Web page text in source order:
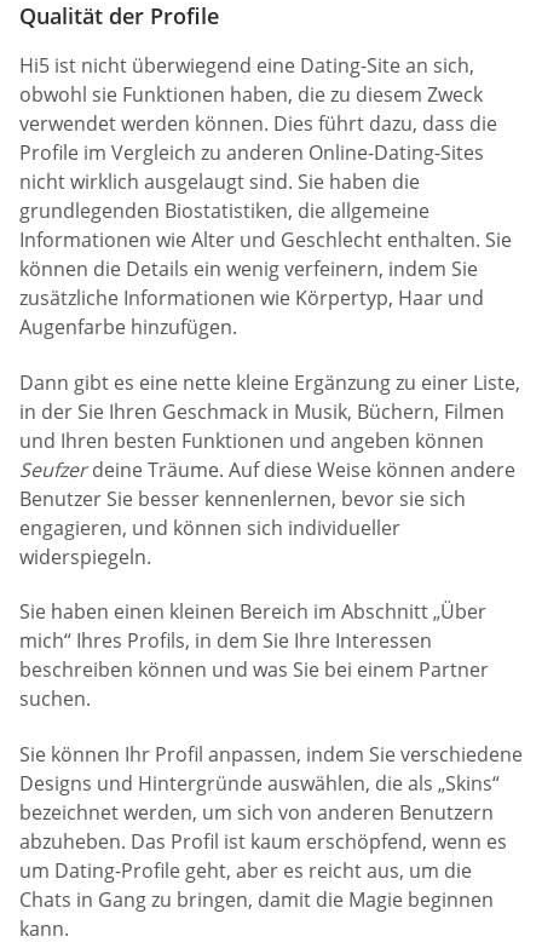
Qualität der Profile
Hi5 ist nicht überwiegend eine Dating-Site an sich,
obwohl sie Funktionen haben, die zu diesem Zweck
verwendet werden können. Dies führt dazu, dass die
Profile im Vergleich zu anderen Online-Dating-Sites
nicht wirklich ausgelaugt sind. Sie haben die
grundlegenden Biostatistiken, die allgemeine
Informationen wie Alter und Geschlecht enthalten. Sie
können die Details ein wenig verfeinern, indem Sie
zusätzliche Informationen wie Körpertyp, Haar und
Augenfarbe hinzufügen.
Dann gibt es eine nette kleine Ergänzung zu einer Liste,
in der Sie Ihren Geschmack in Musik, Büchern, Filmen
und Ihren besten Funktionen und angeben können
Seufzerdeine Träume. Auf diese Weise können andere
Benutzer Sie besser kennenlernen, bevor sie sich
engagieren, und können sich individueller
widerspiegeln.
Sie haben einen kleinen Bereich im Abschnitt „Über
mich“ Ihres Profils, in dem Sie Ihre Interessen
beschreiben können und was Sie bei einem Partner
suchen.
Sie können Ihr Profil anpassen, indem Sie verschiedene
Designs und Hintergründe auswählen, die als „Skins“
bezeichnet werden, um sich von anderen Benutzern
abzuheben. Das Profil ist kaum erschöpfend, wenn es
um Dating-Profile geht, aber es reicht aus, um die
Chats in Gang zu bringen, damit die Magie beginnen
kann.